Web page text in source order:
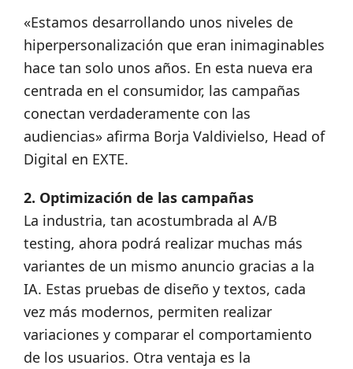
«Estamos desarrollando unos niveles de
hiperpersonalización que eran inimaginables
hace tan solo unos años. En esta nueva era
centrada en el consumidor, las campañas
conectan verdaderamente con las
audiencias» afirma Borja Valdivielso, Head of
Digital en EXTE.
2. Optimización de las campañas
La industria, tan acostumbrada al A/B
testing, ahora podrá realizar muchas más
variantes de un mismo anuncio gracias a la
IA. Estas pruebas de diseño y textos, cada
vez más modernos, permiten realizar
variaciones y comparar el comportamiento
de los usuarios. Otra ventaja es la